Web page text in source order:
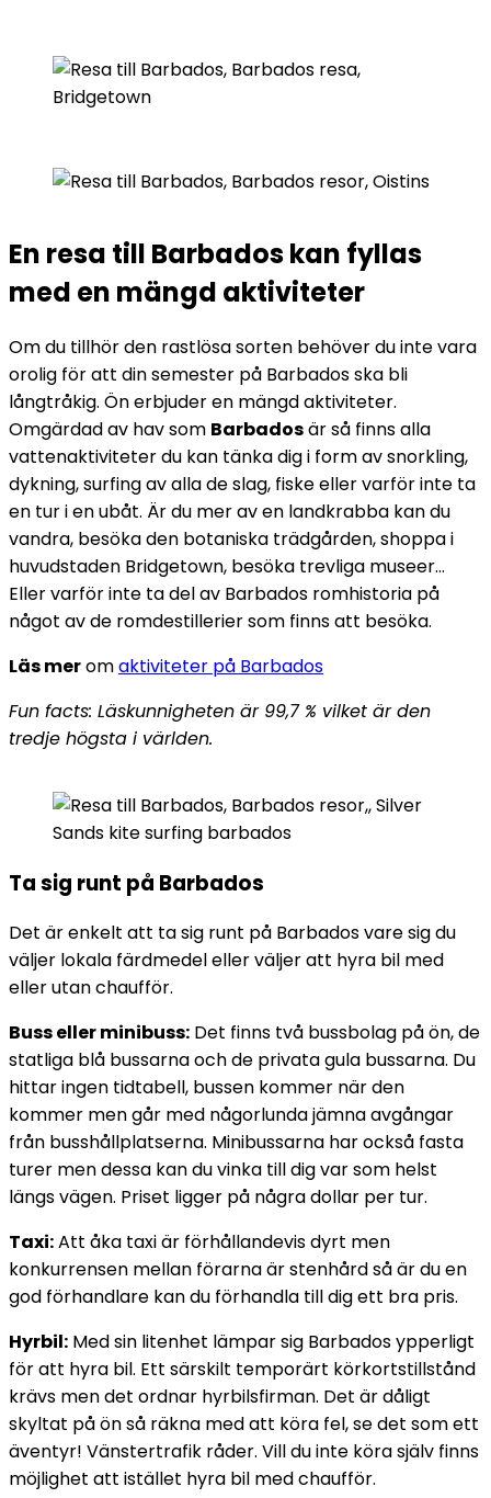
En resa till Barbados kan fyllas
med en mängd aktiviteter
Om du tillhör den rastlösa sorten behöver du inte vara
orolig för att din semester på Barbados ska bli
långtråkig. Ön erbjuder en mängd aktiviteter.
Omgärdad av hav som Barbadosär så finns alla
vattenaktiviteter du kan tänka dig i form av snorkling,
dykning, surfing av alla de slag, fiske eller varför inte ta
en tur i en ubåt. Är du mer av en landkrabba kan du
vandra, besöka den botaniska trädgården, shoppa i
huvudstaden Bridgetown, besöka trevliga museer…
Eller varför inte ta del av Barbados romhistoria på
något av de romdestillerier som finns att besöka.
Läs meromaktiviteter på Barbados
Fun facts: Läskunnigheten är 99,7 % vilket är den
tredje högsta i världen.
Ta sig runt på Barbados
Det är enkelt att ta sig runt på Barbados vare sig du
väljer lokala färdmedel eller väljer att hyra bil med
eller utan chaufför.
Buss eller minibuss: Det finns två bussbolag på ön, de
statliga blå bussarna och de privata gula bussarna. Du
hittar ingen tidtabell, bussen kommer när den
kommer men går med någorlunda jämna avgångar
från busshållplatserna. Minibussarna har också fasta
turer men dessa kan du vinka till dig var som helst
längs vägen. Priset ligger på några dollar per tur.
Taxi:Att åka taxi är förhållandevis dyrt men
konkurrensen mellan förarna är stenhård så är du en
god förhandlare kan du förhandla till dig ett bra pris.
Hyrbil: Med sin litenhet lämpar sig Barbados ypperligt
för att hyra bil. Ett särskilt temporärt körkortstillstånd
krävs men det ordnar hyrbilsfirman. Det är dåligt
skyltat på ön så räkna med att köra fel, se det som ett
äventyr! Vänstertrafik råder. Vill du inte köra själv finns
möjlighet att istället hyra bil med chaufför.